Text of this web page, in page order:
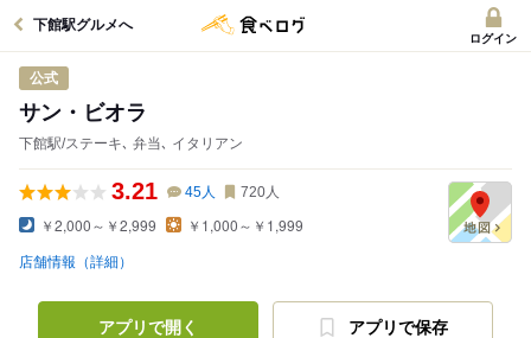
下館駅グルメへ
ログイン
公式
サン・ビオラ
下館駅/ステーキ､ 弁当､ イタリアン
3.21 45人 720人
￥2,000～￥2,999 ￥1,000～￥1,999
店舗情報（詳細）
アプリで開く アプリで保存